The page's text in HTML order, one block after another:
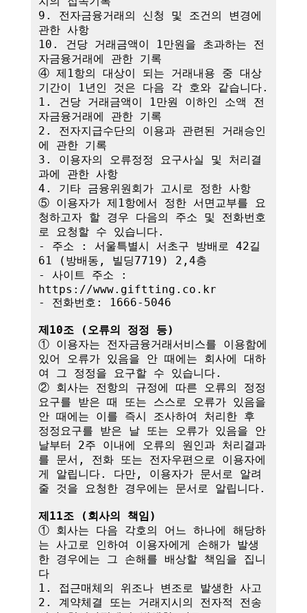
9. 전자금융거래의 신청 및 조건의 변경에
관한 사항
10. 건당 거래금액이 1만원을 초과하는 전
자금융거래에 관한 기록
④ 제1항의 대상이 되는 거래내용 중 대상
기간이 1년인 것은 다음 각 호와 같습니다.
1. 건당 거래금액이 1만원 이하인 소액 전
자금융거래에 관한 기록
2. 전자지급수단의 이용과 관련된 거래승인
에 관한 기록
3. 이용자의 오류정정 요구사실 및 처리결
과에 관한 사항
4. 기타 금융위원회가 고시로 정한 사항
⑤ 이용자가 제1항에서 정한 서면교부를 요
청하고자 할 경우 다음의 주소 및 전화번호
로 요청할 수 있습니다.
- 주소 : 서울특별시 서초구 방배로 42길
61 (방배동, 빌딩7719) 2,4층
- 사이트 주소 :
https://www.giftting.co.kr
- 전화번호: 1666-5046
제10조 (오류의 정정 등)
① 이용자는 전자금융거래서비스를 이용함에
있어 오류가 있음을 안 때에는 회사에 대하
여 그 정정을 요구할 수 있습니다.
② 회사는 전항의 규정에 따른 오류의 정정
요구를 받은 때 또는 스스로 오류가 있음을
안 때에는 이를 즉시 조사하여 처리한 후
정정요구를 받은 날 또는 오류가 있음을 안
날부터 2주 이내에 오류의 원인과 처리결과
를 문서, 전화 또는 전자우편으로 이용자에
게 알립니다. 다만, 이용자가 문서로 알려
줄 것을 요청한 경우에는 문서로 알립니다.
제11조 (회사의 책임)
① 회사는 다음 각호의 어느 하나에 해당하
는 사고로 인하여 이용자에게 손해가 발생
한 경우에는 그 손해를 배상할 책임을 집니
다
1. 접근매체의 위조나 변조로 발생한 사고
2. 계약체결 또는 거래지시의 전자적 전송